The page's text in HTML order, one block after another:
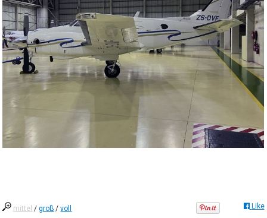
mittel /groß /voll Like